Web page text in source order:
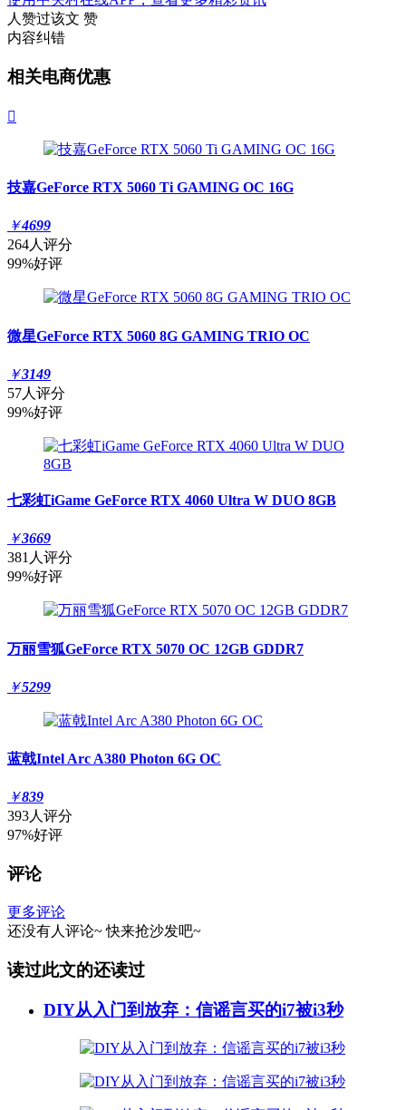
人赞过该文 赞
内容纠错
相关电商优惠

技嘉GeForce RTX 5060 Ti GAMING OC 16G
￥4699
264人评分
99%好评
微星GeForce RTX 5060 8G GAMING TRIO OC
￥3149
57人评分
99%好评
七彩虹iGame GeForce RTX 4060 Ultra W DUO 8GB
￥3669
381人评分
99%好评
万丽雪狐GeForce RTX 5070 OC 12GB GDDR7
￥5299
蓝戟Intel Arc A380 Photon 6G OC
￥839
393人评分
97%好评
评论
更多评论
还没有人评论~ 快来抢沙发吧~
读过此文的还读过
DIY从入门到放弃：信谣言买的i7被i3秒